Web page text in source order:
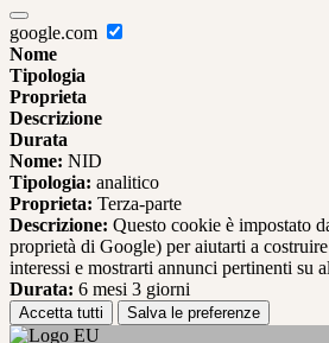
google.com
Nome
Tipologia
Proprieta
Descrizione
Durata
Nome: NID
Tipologia: analitico
Proprieta: Terza-parte
Descrizione: Questo cookie è impostato
proprietà di Google) per aiutarti a
interessi e mostrarti annunci pertinenti su
Durata: 6 mesi 3 giorni
Accetta tutti Salva le preferenze